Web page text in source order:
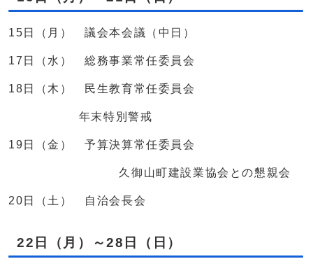
15日（月） 議会本会議（中日）
17日（水） 総務事業常任委員会
18日（木） 民生教育常任委員会
年末特別警戒
19日（金） 予算決算常任委員会
久御山町建設業協会との懇親会
20日（土） 自治会長会
22日（月）～28日（日）